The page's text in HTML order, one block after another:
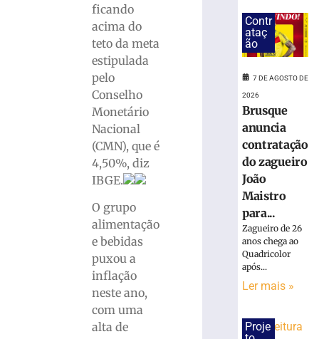
ficando
acima do
teto da meta
estipulada
pelo
Conselho
Monetário
Nacional
(CMN), que é
4,50%, diz
IBGE.
O grupo
alimentação
e bebidas
puxou a
inflação
neste ano,
com uma
alta de
redução,
Copom
baixa
taxa
Selic
para
14%
ano
agosto
mais
Sábado
Fácil
programação
Contr
ataç
ão
7 DE AGOSTO DE
2026
Brusque
anuncia
contratação
do zagueiro
João
Maistro
para...
Zagueiro de 26
anos chega ao
Quadricolor
após...
Ler mais »
Proje